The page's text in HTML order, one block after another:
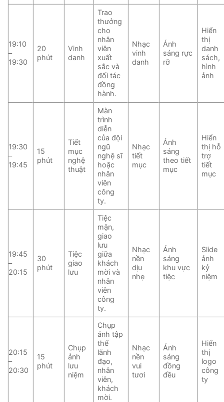
19:10
–
19:30
20
phút
Vinh
danh
Trao
thưởng
cho
nhân
viên
xuất
sắc và
đối tác
đồng
hành.
Nhạc
vinh
danh
Ánh
sáng rực
rỡ
Hiển
thị
danh
sách,
hình
ảnh
19:30
–
19:45
15
phút
Tiết
mục
nghệ
thuật
Màn
trình
diễn
của đội
ngũ
nghệ sĩ
hoặc
nhân
viên
công
ty.
Nhạc
tiết
mục
Ánh
sáng
theo tiết
mục
Hiển
thị hỗ
trợ
tiết
mục
19:45
–
20:15
30
phút
Tiệc
giao
lưu
Tiệc
mặn,
giao
lưu
giữa
khách
mời và
nhân
viên
công
ty.
Nhạc
nền
dịu
nhẹ
Ánh
sáng
khu vực
tiệc
Slide
ảnh
kỷ
niệm
20:15
–
20:30
15
phút
Chụp
ảnh
lưu
niệm
Chụp
ảnh tập
thể
lãnh
đạo,
nhân
viên,
khách
mời.
Nhạc
nền
vui
tươi
Ánh
sáng
đồng
đều
Hiển
thị
logo
công
ty